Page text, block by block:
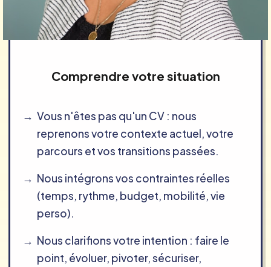
Comprendre votre situation
Vous n'êtes pas qu'un CV : nous
reprenons votre contexte actuel, votre
parcours et vos transitions passées.
Nous intégrons vos contraintes réelles
(temps, rythme, budget, mobilité, vie
perso).
Nous clarifions votre intention : faire le
point, évoluer, pivoter, sécuriser,